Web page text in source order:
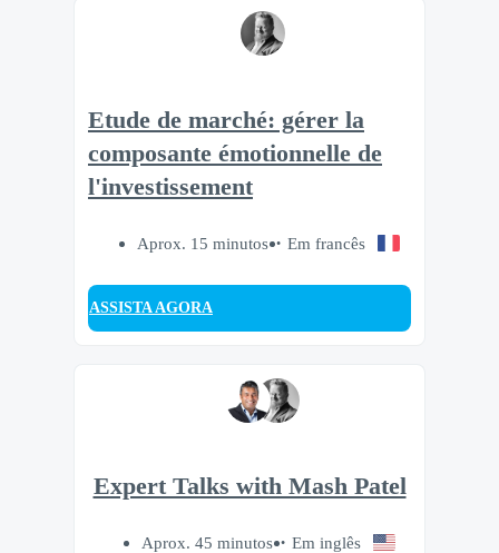
Etude de marché: gérer la
composante émotionnelle de
l'investissement
Aprox. 15 minutos Em francês
ASSISTA AGORA
Expert Talks with Mash Patel
Aprox. 45 minutos Em inglês